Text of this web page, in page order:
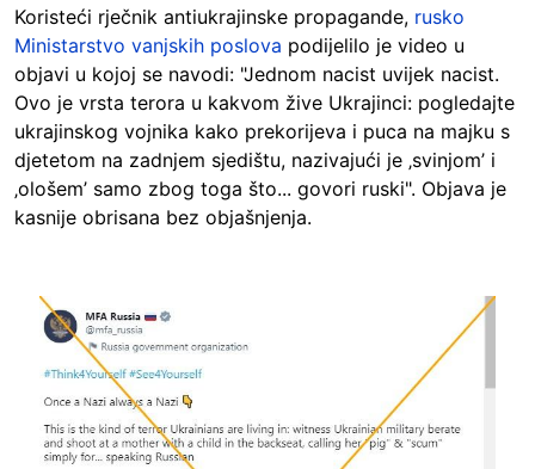
Koristeći rječnik antiukrajinske propagande, rusko
Ministarstvo vanjskih poslova podijelilo je video u
objavi u kojoj se navodi: "Jednom nacist uvijek nacist.
Ovo je vrsta terora u kakvom žive Ukrajinci: pogledajte
ukrajinskog vojnika kako prekorijeva i puca na majku s
djetetom na zadnjem sjedištu, nazivajući je ‚svinjom’ i
‚ološem’ samo zbog toga što... govori ruski". Objava je
kasnije obrisana bez objašnjenja.
Image